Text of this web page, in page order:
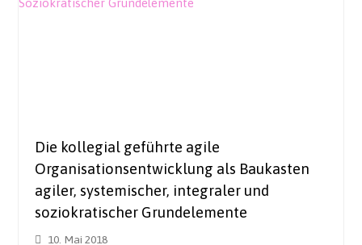
Die kollegial geführte agile
Organisationsentwicklung als Baukasten
agiler, systemischer, integraler und
soziokratischer Grundelemente
10. Mai 2018